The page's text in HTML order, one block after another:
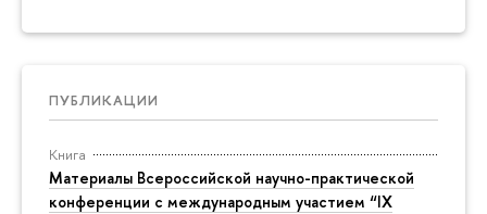
ПУБЛИКАЦИИ
Книга
Материалы Всероссийской научно-практической
конференции с международным участием “IX